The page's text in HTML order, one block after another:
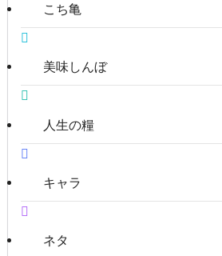
こち亀
美味しんぼ
人生の糧
キャラ
ネタ